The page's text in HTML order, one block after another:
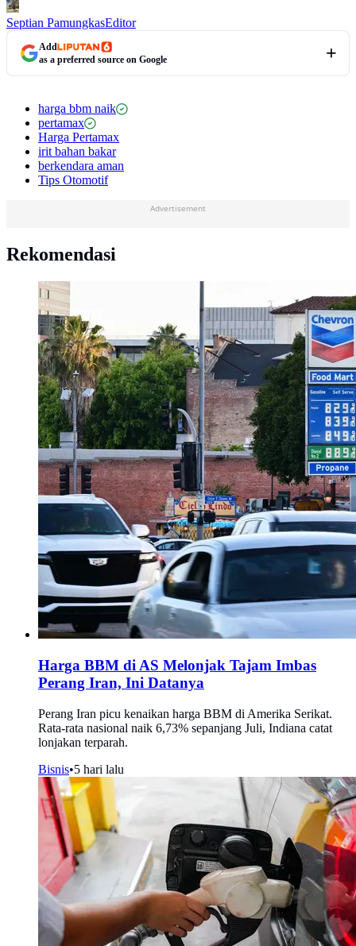
Septian PamungkasEditor
Add
as a preferred source on Google
harga bbm naik
pertamax
Harga Pertamax
irit bahan bakar
berkendara aman
Tips Otomotif
Advertisement
Rekomendasi
Harga BBM di AS Melonjak Tajam Imbas
Perang Iran, Ini Datanya
Perang Iran picu kenaikan harga BBM di Amerika Serikat.
Rata-rata nasional naik 6,73% sepanjang Juli, Indiana catat
lonjakan terparah.
Bisnis•5 hari lalu